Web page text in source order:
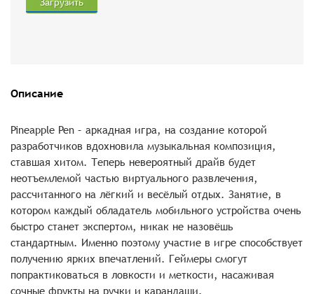
Описание
Pineapple Pen – аркадная игра, на создание которой
разработчиков вдохновила музыкальная композиция,
ставшая хитом. Теперь невероятный драйв будет
неотъемлемой частью виртуального развлечения,
рассчитанного на лёгкий и весёлый отдых. Занятие, в
котором каждый обладатель мобильного устройства очень
быстро станет экспертом, никак не назовёшь
стандартным. Именно поэтому участие в игре способствует
получению ярких впечатлений. Геймеры смогут
попрактиковаться в ловкости и меткости, насаживая
сочные фрукты на ручки и карандаши.